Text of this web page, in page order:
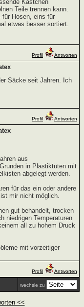
Kästchen
Teile trennen kann.
Hosen, eins für
etwas besser sortiert.
Profil
Antworten
Säcke seit Jahren. Ich
Profil
Antworten
aus
in Plastiktüten mit
abgelegt werden.
für das ein oder andere
mir nicht möglich.
gut behandelt, trocken
niedrigen Temperaturen
all zu hohem Druck
mit vorzeitiger
Profil Antworten
wechsle zu
<<